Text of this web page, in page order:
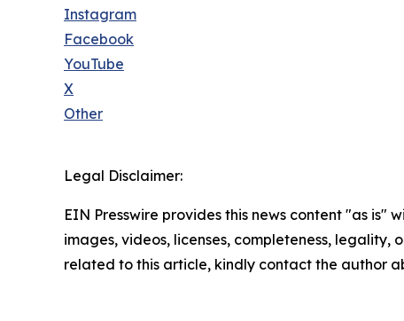
Instagram
Facebook
YouTube
X
Other
Legal Disclaimer:
EIN Presswire provides this news content "as
images, videos, licenses, completeness,
related to this article, kindly contact the author